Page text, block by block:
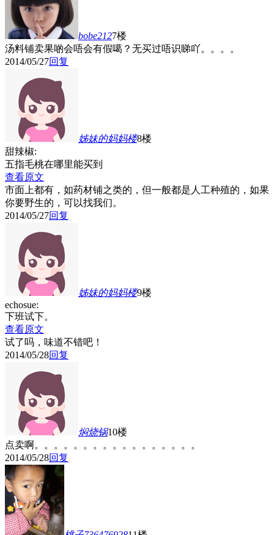
bobe2127楼
汤料铺卖果啲会唔会有假噶？无买过唔识睇吖。。。。
2014/05/27回复
姊妹的妈妈楼8楼
甜辣椒:
五指毛桃在哪里能买到
查看原文
市面上都有，如药材铺之类的，但一般都是人工种殖的，如果
你要野生的，可以找我们。
2014/05/27回复
姊妹的妈妈楼9楼
echosue:
下班试下。
查看原文
试了吗，味道不错吧！
2014/05/28回复
焖烧锅10楼
点卖啊。。。。。。。。。。。。。。。。。
2014/05/28回复